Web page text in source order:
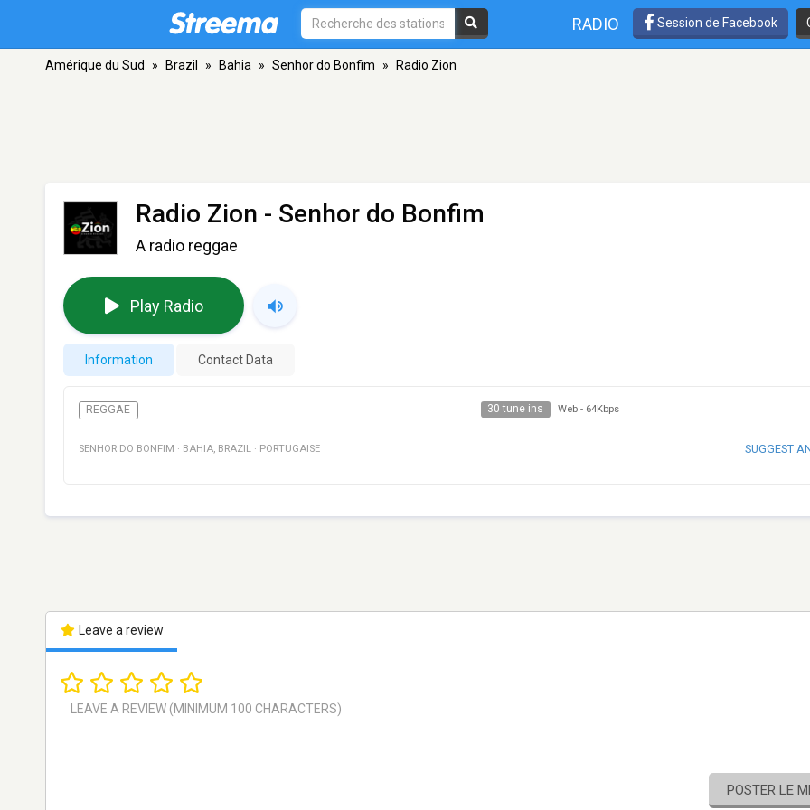
RADIO Session de Facebook
Amérique du Sud » Brazil » Bahia » Senhor do Bonfim » Radio Zion
Radio Zion - Senhor do Bonfim
A radio reggae
Play Radio
Information Contact Data
REGGAE 30 tune ins Web - 64Kbps
SENHOR DO BONFIM · BAHIA, BRAZIL · PORTUGAISE SUGGEST
Leave a review
POSTER LE